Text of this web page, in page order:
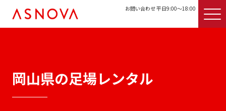
お問い合わせ 平日9:00〜18:00
岡山県の足場レンタル